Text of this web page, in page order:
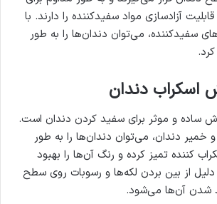
آزادسازی مواد سفیدکننده را دارند. با
سفیدکننده، می‌توان دندان‌ها را به طور
اسکراب دندان
ساده و موثر برای سفید کردن دندان است.
خمیر دندان، می‌توان دندان‌ها را به طور
کننده تمیز کرده و رنگ آن‌ها را بهبود
از بین بردن لکه‌ها و رسوبات روی سطح
شدن آن‌ها می‌شود.